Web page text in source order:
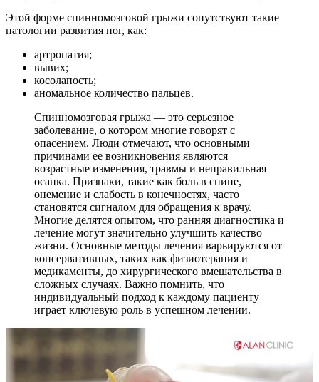
Этой форме спинномозговой грыжи сопутствуют такие
патологии развития ног, как:
артропатия;
вывих;
косолапость;
аномальное количество пальцев.
Спинномозговая грыжа — это серьезное
заболевание, о котором многие говорят с
опасением. Люди отмечают, что основными
причинами ее возникновения являются
возрастные изменения, травмы и неправильная
осанка. Признаки, такие как боль в спине,
онемение и слабость в конечностях, часто
становятся сигналом для обращения к врачу.
Многие делятся опытом, что ранняя диагностика и
лечение могут значительно улучшить качество
жизни. Основные методы лечения варьируются от
консервативных, таких как физиотерапия и
медикаменты, до хирургического вмешательства в
сложных случаях. Важно помнить, что
индивидуальный подход к каждому пациенту
играет ключевую роль в успешном лечении.